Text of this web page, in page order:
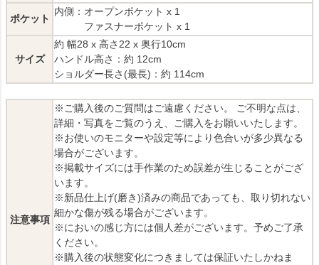
ポケット
内側：オープンポケット x 1
ファスナーポケット x 1
サイズ
約 幅28 x 高さ22 x 奥行10cm
ハンドル高さ：約 12cm
ショルダー長さ(最長)：約 114cm
注意事項
※ご購入後のご質問はご遠慮ください。 ご不明な点は、
詳細・写真をご覧のうえ、ご購入をお願いいたします。
※お使いのモニターや設定等により色合いが多少異なる
場合がございます。
※掲載サイズには手作業のため誤差が生じることがござ
います。
※新品仕上げ(磨き)済みの商品であっても、取り切れない
細かな傷が残る場合がございます。
※においの感じ方には個人差がございます。予めご了承
ください。
※購入後の状態変化につきましては保証いたしかねま